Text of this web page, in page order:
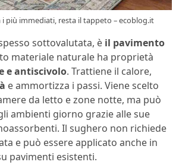
più immediati, resta il tappeto – ecoblog.it
sottovalutata, è il pavimento
materiale naturale ha proprietà
e antiscivolo. Trattiene il calore,
e ammortizza i passi. Viene scelto
da letto e zone notte, ma può
ambienti giorno grazie alle sue
Il sughero non richiede
e può essere applicato anche in
pavimenti esistenti.